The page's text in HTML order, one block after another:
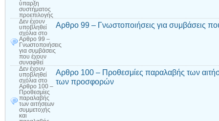
ύπαρξη
συστήματος
προεπιλογής
Δεν έχουν
υποβληθεί
σχόλια στο
Αρθρο 99 –
Γνωστοποιήσεις
για συμβάσεις
που έχουν
συναφθεί
Αρθρο 99 – Γνωστοποιήσεις για συμβάσεις
Δεν έχουν
υποβληθεί
σχόλια στο
Αρθρο 100 –
Προθεσμίες
παραλαβής
των αιτήσεων
συμμετοχής
και
Αρθρο 100 – Προθεσμίες παραλαβής των
των προσφορών